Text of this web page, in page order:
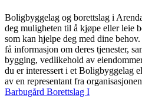
Boligbyggelag og borettslag i
deg muligheten til å kjøpe eller leie
som kan hjelpe deg med dine
få informasjon om deres tjenester,
bygging, vedlikehold av
du er interessert i et Boligbyggelag
av en representant fra
Barbugård Borettslag I